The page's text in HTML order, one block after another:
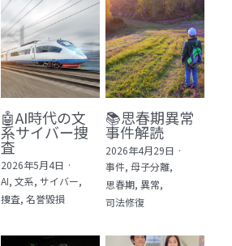
🤖AI時代の文
系サイバー捜
査
2026年5月4日 ·
AI, 文系, サイバー,
捜査, 名誉毀損
📚思春期異常
事件解読
2026年4月29日 ·
事件, 母子分離,
思春期, 異常,
司法修復